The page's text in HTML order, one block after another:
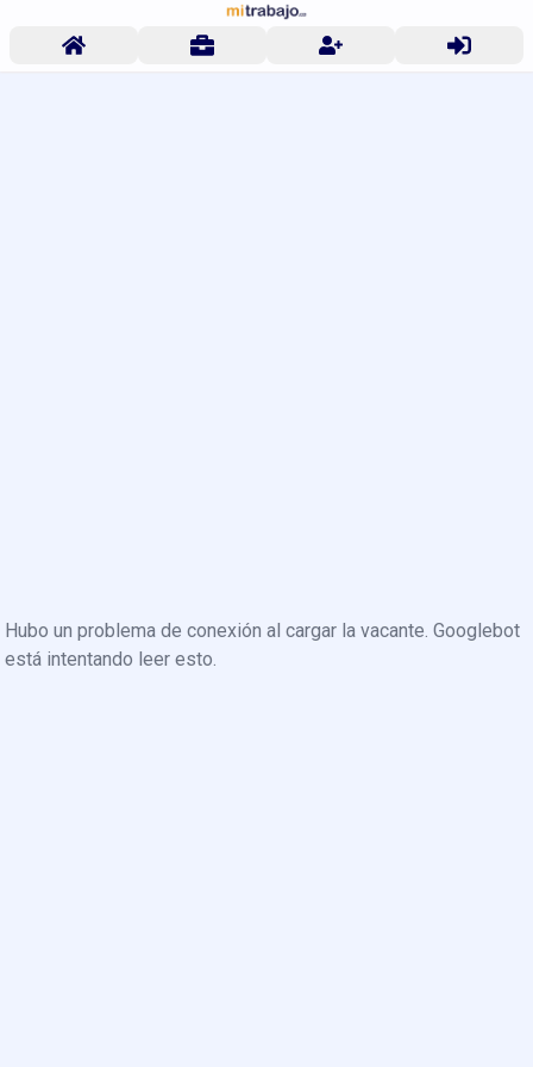
Hubo un problema de conexión al cargar la vacante. Googlebot
está intentando leer esto.